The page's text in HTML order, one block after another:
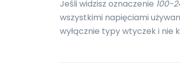
Jeśli widzisz oznaczenie 100-
wszystkimi napięciami
wyłącznie typy wtyczek i nie